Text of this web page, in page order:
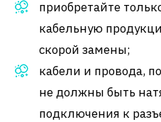
приобретайте
кабельную
скорой замены;
кабели и провода,
не должны быть
подключения к